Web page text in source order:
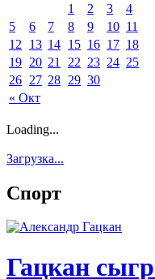
« Окт
1 2 3
4
5
6 7 8 9 10 11
12
13 14 15 16 17 18
19 20 21 22 23 24 25
26 27 28 29 30
Loading...
Загрузка...
Спорт
Гацкан